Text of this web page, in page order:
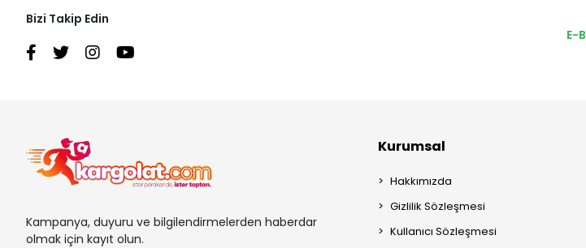
Bizi Takip Edin
E-
Kampanya, duyuru ve bilgilendirmelerden haberdar
olmak için kayıt olun.
Kurumsal
Hakkımızda
Gizlilik Sözleşmesi
Kullanıcı Sözleşmesi